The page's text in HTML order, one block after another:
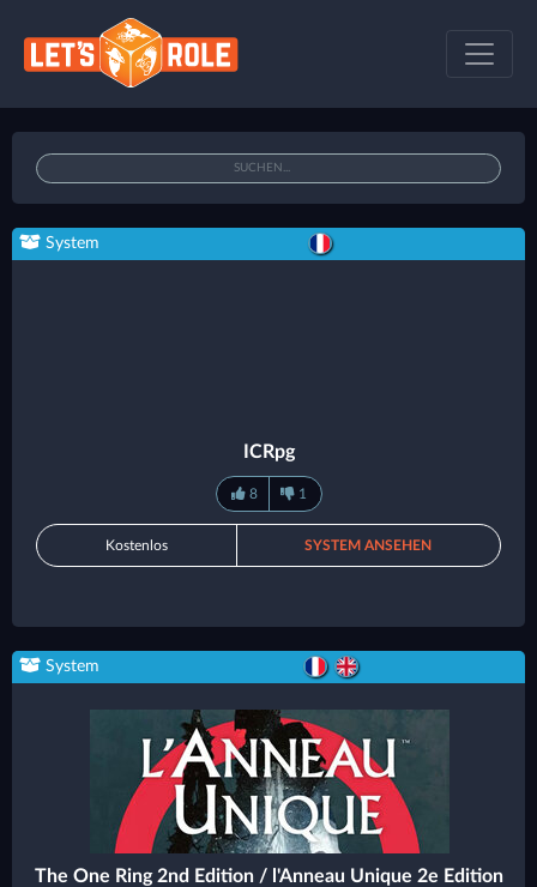
System
ICRpg
8 1
Kostenlos SYSTEM ANSEHEN
System
The One Ring 2nd Edition / l'Anneau Unique 2e Edition